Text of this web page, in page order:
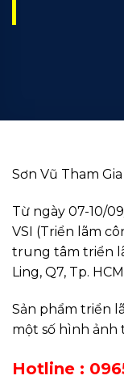
Sơn Vũ Tham
Từ ngày 07-10/
VSI (Triển lãm
trung tâm triển
Ling, Q7, Tp.
Sản phẩm triển
một số hình ảnh
Hotline :